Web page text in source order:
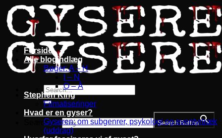
Fortsæt
til
indhold
Search for: Search Button
Forside
Alle blogindlæg
Bøger: A – H
I – N
O – Å
Stephen King
Filmatiseringer
Hvad er en gyser?
Gyseren: om subgenrer, psykologi og eventyrtræk
(uddrag)